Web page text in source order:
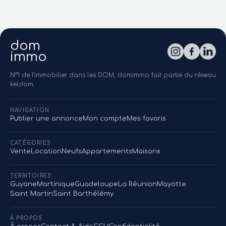
dom
immo
N°1 de l'immobilier dans les DOM, domimmo fait partie du réseau
keldom.
NAVIGATION
Publier une annonceMon compteMes favoris
CATÉGORIES
Vente LocationNeufsAppartementsMaisons
TERRITOIRES
GuyaneMartiniqueGuadeloupe La RéunionMayotte
Saint MartinSaint Barthélémy
À PROPOS